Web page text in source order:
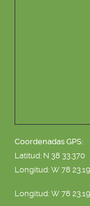
Coordenadas GPS:
Latitud: N 38 33.370
Longitud: W 78
Longitud: W 78